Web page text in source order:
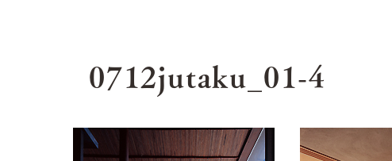
0712jutaku_01-4